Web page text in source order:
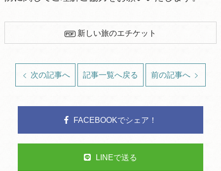
新しい旅のエチケット
次の記事へ 記事一覧へ戻る 前の記事へ
FACEBOOKでシェア！
LINEで送る